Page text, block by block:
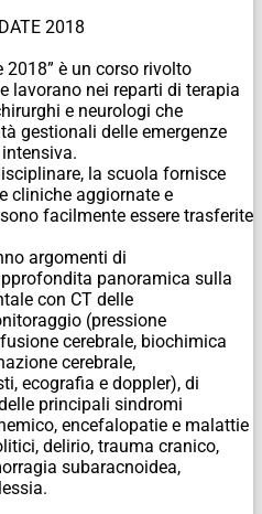
2018
2018” è un corso rivolto
lavorano nei reparti di terapia
e neurologi che
gestionali delle emergenze
la scuola fornisce
cliniche aggiornate e
facilmente essere trasferite
argomenti di
panoramica sulla
con CT delle
(pressione
cerebrale, biochimica
cerebrale,
ecografia e doppler), di
principali sindromi
encefalopatie e malattie
delirio, trauma cranico,
subaracnoidea,